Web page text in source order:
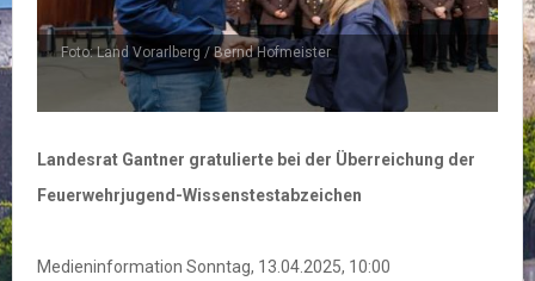
Foto: Land Vorarlberg / Bernd Hofmeister
Landesrat Gantner gratulierte bei der Überreichung der
Feuerwehrjugend-Wissenstestabzeichen
Medieninformation Sonntag, 13.04.2025, 10:00